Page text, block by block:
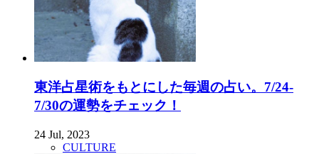
東洋占星術をもとにした毎週の占い。7/24-
7/30の運勢をチェック！
24 Jul, 2023
CULTURE